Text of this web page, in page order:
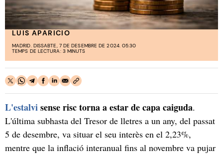
LUIS APARICIO
MADRID. DISSABTE, 7 DE DESEMBRE DE 2024. 05:30
TEMPS DE LECTURA: 3 MINUTS
L'estalvisense risc torna a estar de capa caiguda.
L'última subhasta del Tresor de lletres a un any, del passat
5 de desembre, va situar el seu interès en el 2,23%,
mentre que la inflació interanual fins al novembre va pujar